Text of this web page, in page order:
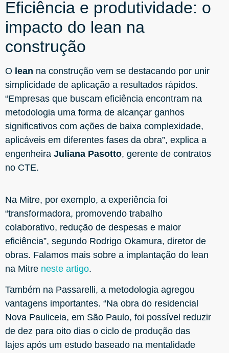
Eficiência e produtividade: o
impacto do lean na
construção
O lean na construção vem se destacando por unir
simplicidade de aplicação a resultados rápidos.
“Empresas que buscam eficiência encontram na
metodologia uma forma de alcançar ganhos
significativos com ações de baixa complexidade,
aplicáveis em diferentes fases da obra”, explica a
engenheira Juliana Pasotto, gerente de contratos
no CTE.
Na Mitre, por exemplo, a experiência foi
“transformadora, promovendo trabalho
colaborativo, redução de despesas e maior
eficiência”, segundo Rodrigo Okamura, diretor de
obras. Falamos mais sobre a implantação do lean
na Mitre neste artigo.
Também na Passarelli, a metodologia agregou
vantagens importantes. “Na obra do residencial
Nova Pauliceia, em São Paulo, foi possível reduzir
de dez para oito dias o ciclo de produção das
lajes após um estudo baseado na mentalidade